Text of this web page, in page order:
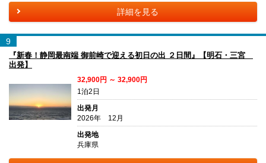
詳細を見る
9
『新春！静岡最南端 御前崎で迎える初日の出 ２日間』【明石・三宮
出発】
32,900円 ～ 32,900円
1泊2日
出発月
2026年 12月
出発地
兵庫県